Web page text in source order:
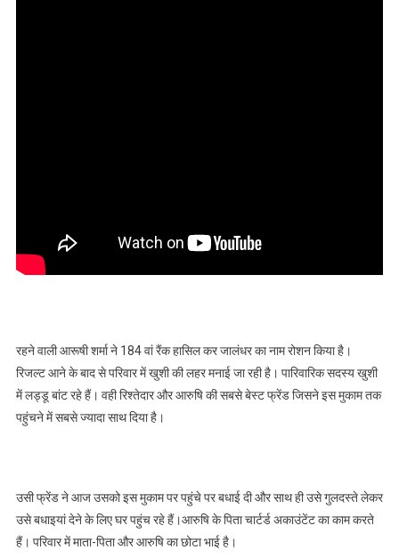
रहने वाली आरूषी शर्मा ने 184 वां रैंक हासिल कर जालंधर का नाम रोशन किया है।
रिजल्ट आने के बाद से परिवार में खुशी की लहर मनाई जा रही है। पारिवारिक सदस्य खुशी
में लड्डू बांट रहे हैं। वही रिश्तेदार और आरुषि की सबसे बेस्ट फ्रेंड जिसने इस मुकाम तक
पहुंचने में सबसे ज्यादा साथ दिया है।
उसी फ्रेंड ने आज उसको इस मुकाम पर पहुंचे पर बधाई दी और साथ ही उसे गुलदस्ते लेकर
उसे बधाइयां देने के लिए घर पहुंच रहे हैं।आरुषि के पिता चार्टर्ड अकाउंटेंट का काम करते
हैं। परिवार में माता-पिता और आरुषि का छोटा भाई है।